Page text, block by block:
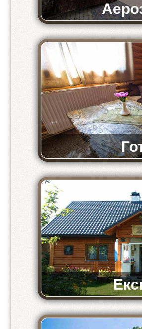
Відео-аерозйомка
Комфортні та
Ми пропонуємо